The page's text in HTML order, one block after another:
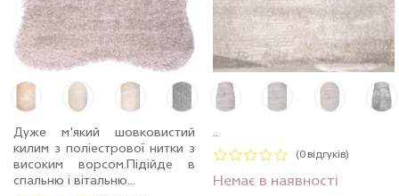
Дуже м'який шовковистий
килим з поліестрової нитки з
високим ворсом.Пiдiйде в
спальню і вітальню...
..
(0 відгуків)
Немає в наявності